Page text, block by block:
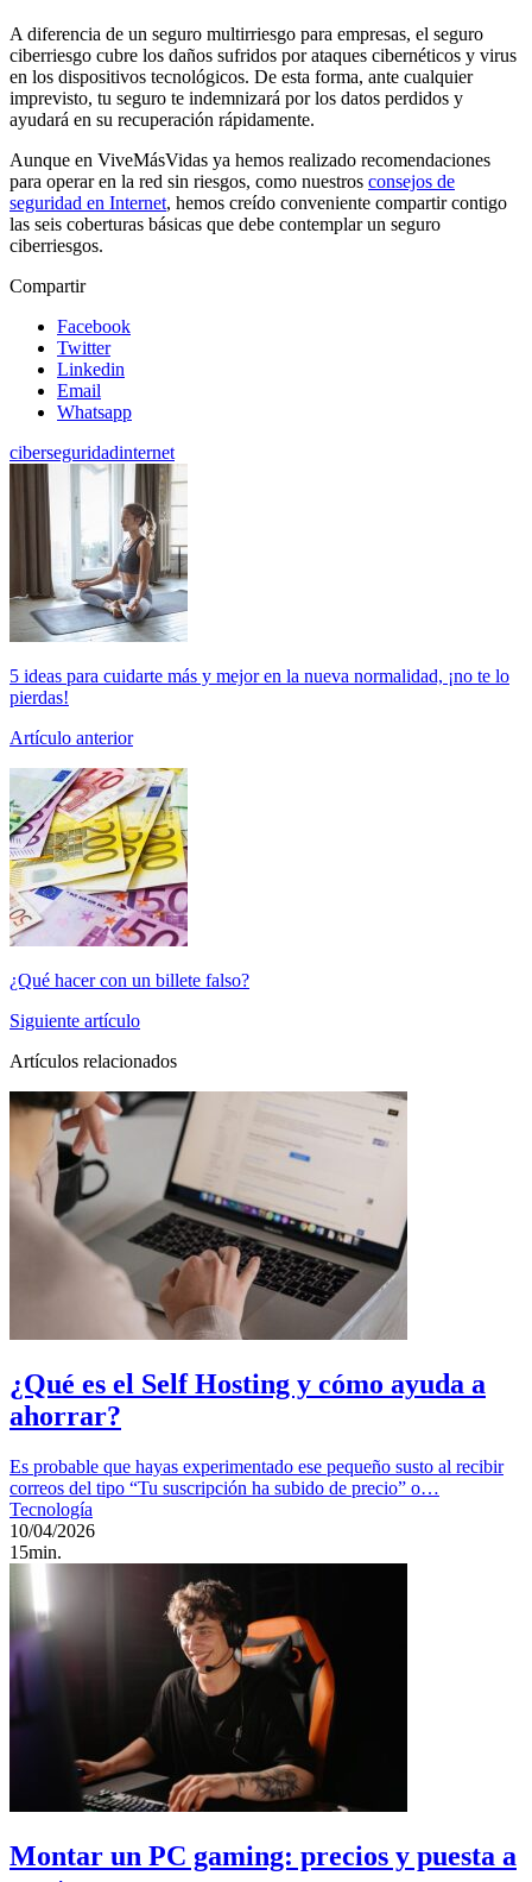
A diferencia de un seguro multirriesgo para empresas, el seguro
ciberriesgo cubre los daños sufridos por ataques cibernéticos y virus
en los dispositivos tecnológicos. De esta forma, ante cualquier
imprevisto, tu seguro te indemnizará por los datos perdidos y
ayudará en su recuperación rápidamente.
Aunque en ViveMásVidas ya hemos realizado recomendaciones
para operar en la red sin riesgos, como nuestros consejos de
seguridad en Internet, hemos creído conveniente compartir contigo
las seis coberturas básicas que debe contemplar un seguro
ciberriesgos.
Compartir
Facebook
Twitter
Linkedin
Email
Whatsapp
ciberseguridadinternet
5 ideas para cuidarte más y mejor en la nueva normalidad, ¡no te lo
pierdas!
Artículo anterior
¿Qué hacer con un billete falso?
Siguiente artículo
Artículos relacionados
¿Qué es el Self Hosting y cómo ayuda a
ahorrar?
Es probable que hayas experimentado ese pequeño susto al recibir
correos del tipo “Tu suscripción ha subido de precio” o…
Tecnología
10/04/2026
15min.
Montar un PC gaming: precios y puesta a